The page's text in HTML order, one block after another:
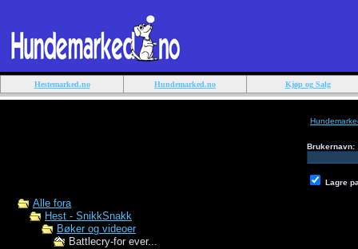
Hestemarked.no Hundemarked.no Kjøp og Salg
Brukernavn:
Lagre
Alle fora
Hest - SnikkSnakk
Bøker og videoer
Battlecry-for ever...